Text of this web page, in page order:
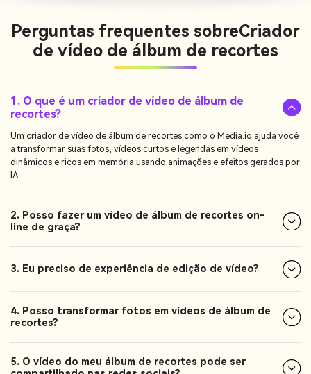
Perguntas frequentes sobreCriador
de vídeo de álbum de recortes
1. O que é um criador de vídeo de álbum de
recortes?
Um criador de vídeo de álbum de recortes como o Media.io ajuda você
a transformar suas fotos, vídeos curtos e legendas em vídeos
dinâmicos e ricos em memória usando animações e efeitos gerados por
IA.
2. Posso fazer um vídeo de álbum de recortes on-
line de graça?
3. Eu preciso de experiência de edição de vídeo?
4. Posso transformar fotos em vídeos de álbum de
recortes?
5. O vídeo do meu álbum de recortes pode ser